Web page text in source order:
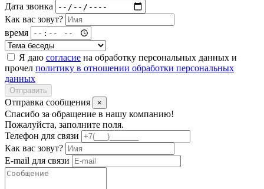
Дата звонка
Как вас зовут?
время
Я даю согласие на обработку персональных данных и
прочел политику в отношении обработки персональных
данных
Отправить
Отправка сообщения ×
Спасибо за обращение в нашу компанию!
Пожалуйста, заполните поля.
Телефон для связи
Как вас зовут?
E-mail для связи